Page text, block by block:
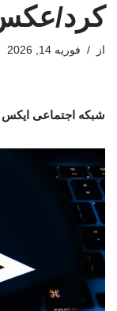
کرد/
از فوریه 14, 2026
شبکه اجتماعی